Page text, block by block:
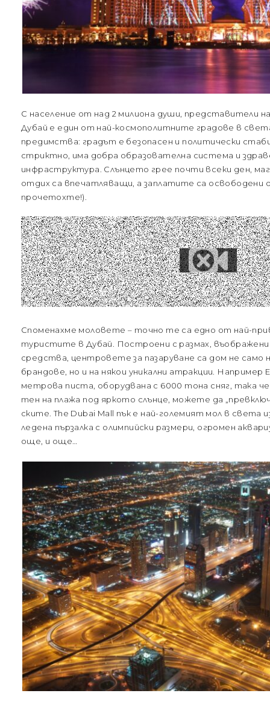
С население от над 2 милиона души, представители
Дубай е един от най-космополитните градове в
предимства: градът е безопасен и политически
стриктно, има добра образователна система и
инфраструктура. Слънцето грее почти всеки ден,
отдих са впечатляващи, а заплатите са освободени
прочетохте!).
Споменахме моловете – точно те са едно от най-
туристите в Дубай. Построени с размах,
средства, центровете за пазаруване са дом не само
брандове, но и на някои уникални атракции. Например
метрова писта, оборудвана с 6000 тона сняг, така
тен на плажа под яркото слънце, можете да
ските. The Dubai Mall пък е най-големият мол в света
ледена пързалка с олимпийски размери, огромен
още, и още…